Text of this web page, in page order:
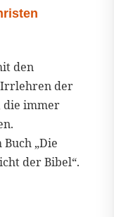
den
Irrlehren der
die immer
„Die
der Bibel“.